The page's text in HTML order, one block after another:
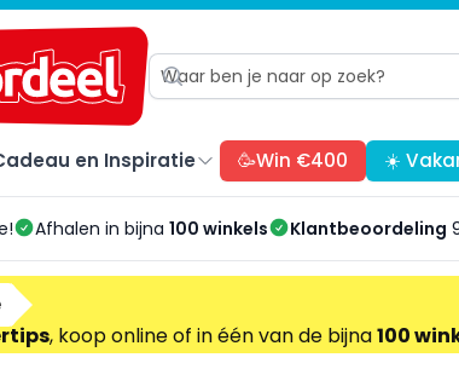
en Inspiratie 🥳Win €400 ☀️
Afhalen in bijna 100 winkels Klantbeoordeling
, koop online of in één van de bijna100